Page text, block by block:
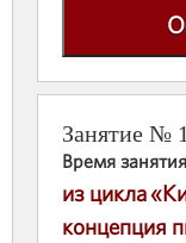
Занятие №
Время
из цикла
концепция